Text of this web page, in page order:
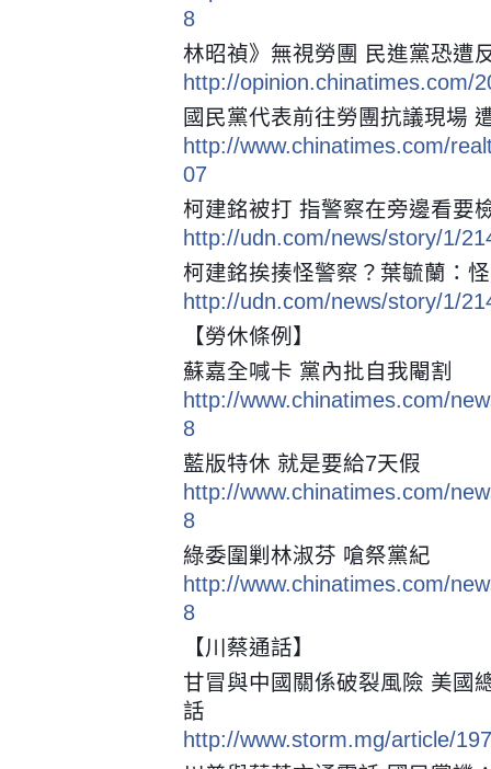
8
林昭禎》無視勞團 民進黨恐遭
http://opinion.chinatimes.com/
國民黨代表前往勞團抗議現場
http://www.chinatimes.com/
07
柯建銘被打 指警察在旁邊看要
http://udn.com/news/story/1/
柯建銘挨揍怪警察？葉毓蘭：
http://udn.com/news/story/1/
【勞休條例】
蘇嘉全喊卡 黨內批自我閹割
http://www.chinatimes.com/
8
藍版特休 就是要給7天假
http://www.chinatimes.com/
8
綠委圍剿林淑芬 嗆祭黨紀
http://www.chinatimes.com/
8
【川蔡通話】
甘冒與中國關係破裂風險 美國
話
http://www.storm.mg/article/